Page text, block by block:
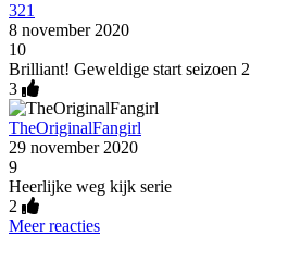
321
8 november 2020
10
Brilliant! Geweldige start seizoen 2
3
TheOriginalFangirl
29 november 2020
9
Heerlijke weg kijk serie
2
Meer reacties